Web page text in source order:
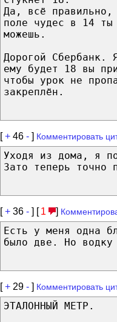
Да, всё правильно,
поле чудес в 14
можешь.
Дорогой Сбербанк.
ему будет 18 вы
чтобы урок не
закреплён.
[+ 46 - ] Комментировать
Уходя из дома, я
Зато теперь точно
[+ 36 - ] [ 1 ]
Есть у меня одна
было две. Но
[+ 29 - ] Комментировать
ЭТАЛОННЫЙ МЕТР.